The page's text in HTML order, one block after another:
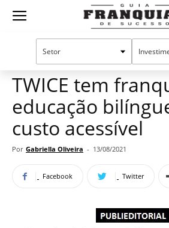
Guia
Mercado de franquias Publieditorial
TWICE tem
educação
custo acessível
Por Gabriella Oliveira - 13/08/2021
Facebook Twitter